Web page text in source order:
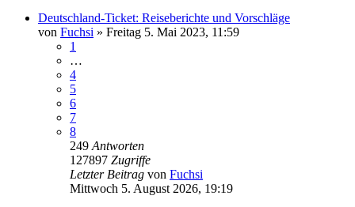
Deutschland-Ticket: Reiseberichte und Vorschläge
von Fuchsi » Freitag 5. Mai 2023, 11:59
1
…
4
5
6
7
8
249 Antworten
127897 Zugriffe
Letzter Beitrag von Fuchsi
Mittwoch 5. August 2026, 19:19